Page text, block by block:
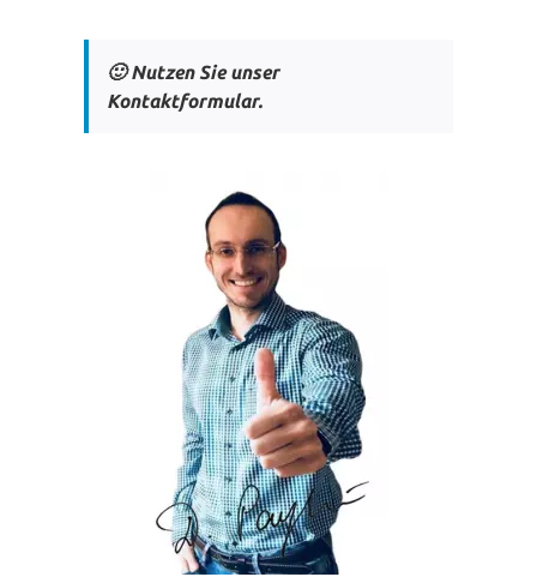
🙂 Nutzen Sie unser
Kontaktformular.